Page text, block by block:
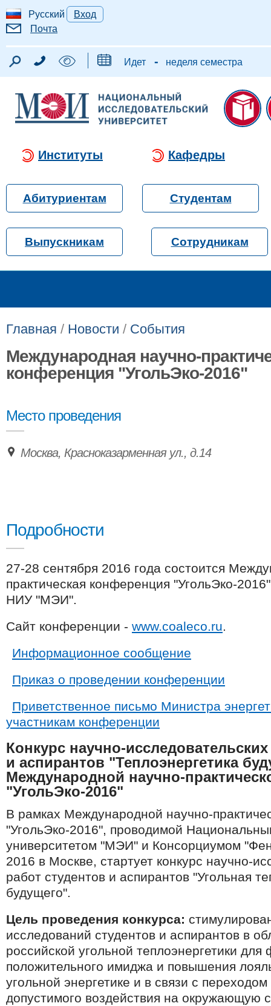
Русский
Вход
Почта
Идет - неделя семестра
Институты Кафедры
Абитуриентам Студентам
Выпускникам Сотрудникам
Главная / Новости / События
Международная научно-
конференция "УгольЭко-2016"
Место проведения
Москва, Красноказарменная ул., д.14
Подробности
27-28 сентября 2016 года состоится
практическая конференция "УгольЭко-
НИУ "МЭИ".
​Сайт конференции - www.coaleco.ru.
Информационное сообщение
Приказ о проведении конференции
Приветственное письмо Министра
участникам конференции
Конкурс научно-
и аспирантов "Теплоэнергетика
Международной научно-
"УгольЭко-2016"
В рамках Международной научно-
"УгольЭко-2016", проводимой
университетом "МЭИ" и Консорциумом
2016 в Москве, стартует конкурс научно-
работ студентов и аспирантов "Угольная
будущего".
Цель проведения конкурса:
исследований студентов и аспирантов в
российской угольной теплоэнергетики
положительного имиджа и повышения
угольной энергетике и в связи с
допустимого воздействия на окружающую